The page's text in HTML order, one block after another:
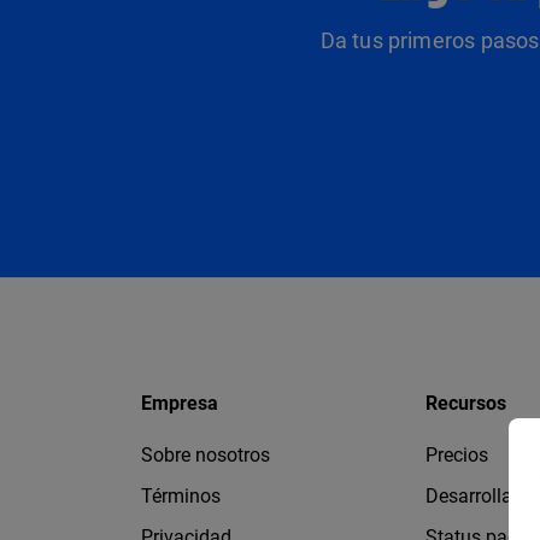
Da tus primeros
Empresa
Sobre nosotros
Términos
Recursos
Precios